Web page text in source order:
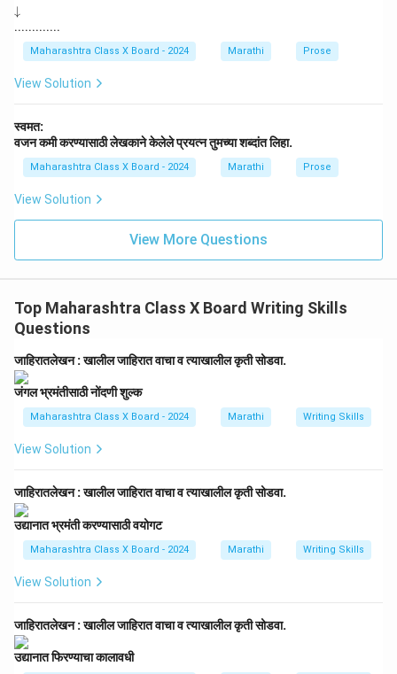
w
na
rr
\d
o
↓
.............
Maharashtra Class X Board - 2024 Marathi Prose
View Solution
स्वमत:
वजन कमी करण्यासाठी लेखकाने केलेले प्रयत्न तुमच्या शब्दांत लिहा.
Maharashtra Class X Board - 2024 Marathi Prose
View Solution
View More Questions
Top Maharashtra Class X Board Writing Skills
Questions
जाहिरातलेखन : खालील जाहिरात वाचा व त्याखालील कृती सोडवा.
जंगल भ्रमंतीसाठी नोंदणी शुल्क
Maharashtra Class X Board - 2024 Marathi Writing Skills
View Solution
जाहिरातलेखन : खालील जाहिरात वाचा व त्याखालील कृती सोडवा.
उद्यानात भ्रमंती करण्यासाठी वयोगट
Maharashtra Class X Board - 2024 Marathi Writing Skills
View Solution
जाहिरातलेखन : खालील जाहिरात वाचा व त्याखालील कृती सोडवा.
उद्यानात फिरण्याचा कालावधी